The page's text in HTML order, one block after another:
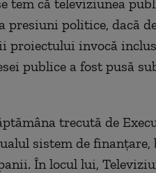
tem că televiziunea
presiuni politice, dacă
proiectului invocă
publice a fost pusă
trecută de
sistem de
În locul lui,